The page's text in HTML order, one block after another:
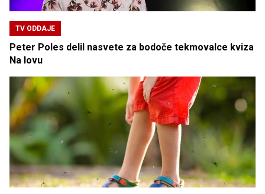
TV ODDAJE
Peter Poles delil nasvete za bodoče tekmovalce kviza
Na lovu